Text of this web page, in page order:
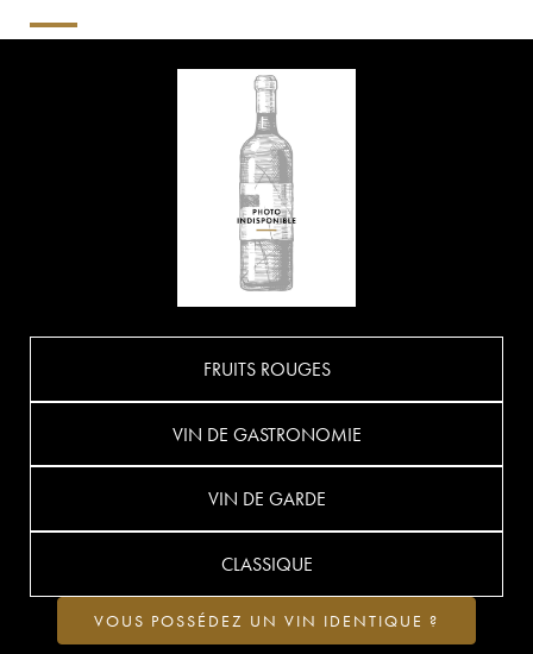
FRUITS ROUGES
VIN DE GASTRONOMIE
VIN DE GARDE
CLASSIQUE
VOUS POSSÉDEZ UN VIN IDENTIQUE ?